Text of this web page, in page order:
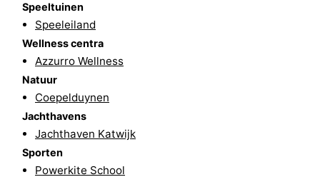
Speeltuinen
Speeleiland
Wellness centra
Azzurro Wellness
Natuur
Coepelduynen
Jachthavens
Jachthaven Katwijk
Sporten
Powerkite School